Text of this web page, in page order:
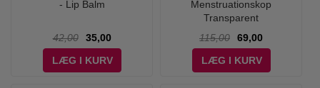
- Lip Balm
42,00
35,00
LÆG I KURV
Menstruationskop
Transparent
115,00
69,00
LÆG I KURV